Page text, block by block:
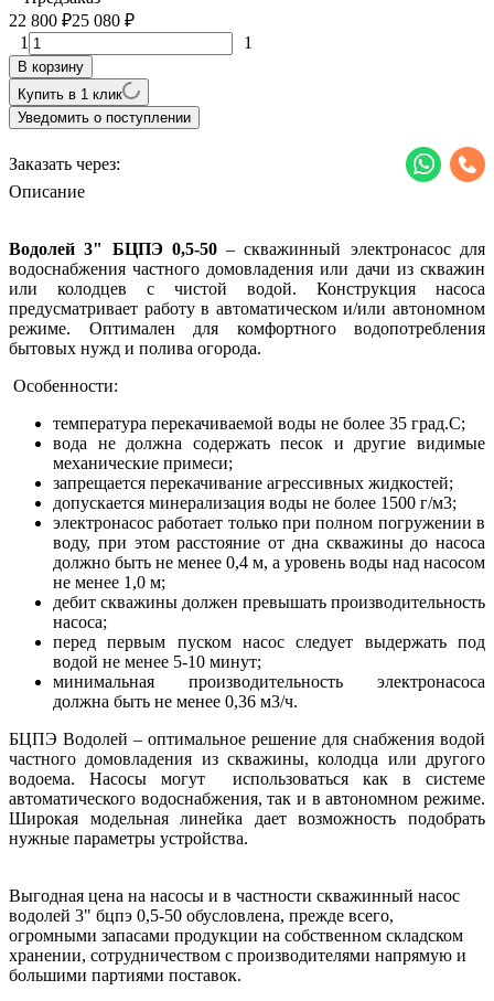
22 800 ₽25 080 ₽
1 1
В корзину
Купить в 1 клик
Уведомить о поступлении
Заказать через:
Описание
Водолей 3" БЦПЭ 0,5-50– скважинный электронасос для
водоснабжения частного домовладения или дачи из скважин
или колодцев с чистой водой. Конструкция насоса
предусматривает работу в автоматическом и/или автономном
режиме. Оптимален для комфортного водопотребления
бытовых нужд и полива огорода.
Особенности:
температура перекачиваемой воды не более 35 град.C;
вода не должна содержать песок и другие видимые
механические примеси;
запрещается перекачивание агрессивных жидкостей;
допускается минерализация воды не более 1500 г/м3;
электронасос работает только при полном погружении в
воду, при этом расстояние от дна скважины до насоса
должно быть не менее 0,4 м, а уровень воды над насосом
не менее 1,0 м;
дебит скважины должен превышать производительность
насоса;
перед первым пуском насос следует выдержать под
водой не менее 5-10 минут;
минимальная производительность электронасоса
должна быть не менее 0,36 м3/ч.
БЦПЭ Водолей – оптимальное решение для снабжения водой
частного домовладения из скважины, колодца или другого
водоема. Насосы могут использоваться как в системе
автоматического водоснабжения, так и в автономном режиме.
Широкая модельная линейка дает возможность подобрать
нужные параметры устройства.
Выгодная цена на насосы и в частности скважинный насос
водолей 3" бцпэ 0,5-50 обусловлена, прежде всего,
огромными запасами продукции на собственном складском
хранении, сотрудничеством с производителями напрямую и
большими партиями поставок.